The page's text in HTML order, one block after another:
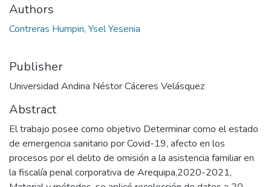
Authors
Contreras Humpiri, Ysel Yesenia
Publisher
Universidad Andina Néstor Cáceres Velásquez
Abstract
El trabajo posee como objetivo Determinar como el estado
de emergencia sanitario por Covid-19, afecto en los
procesos por el delito de omisión a la asistencia familiar en
la fiscalía penal corporativa de Arequipa,2020-2021,